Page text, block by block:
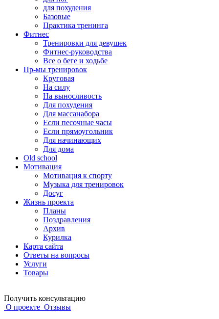
для похудения
Базовые
Практика тренинга
Фитнес
Тренировки для девушек
Фитнес-руководства
Все о беге и ходьбе
Пр-мы тренировок
Круговая
На силу
На выносливость
Для похудения
Для массанабора
Если песочные часы
Если прямоугольник
Для начинающих
Для дома
Old school
Мотивация
Мотивация к спорту
Музыка для тренировок
Досуг
Жизнь проекта
Планы
Поздравления
Архив
Курилка
Карта сайта
Ответы на вопросы
Услуги
Товары
Получить консультацию
О проекте Отзывы